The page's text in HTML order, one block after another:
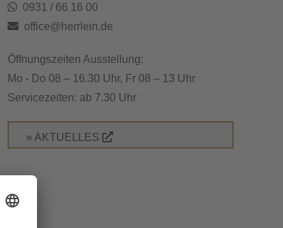
0931 / 66 16 00
office@herrlein.de
Öffnungszeiten Ausstellung:
Mo - Do 08 – 16.30 Uhr, Fr 08 – 13 Uhr
Servicezeiten: ab 7.30 Uhr
» AKTUELLES